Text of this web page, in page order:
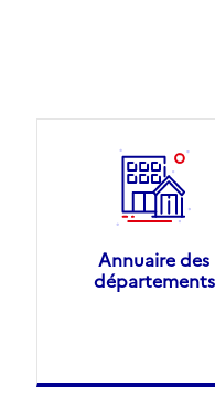
Annuaire des
départements